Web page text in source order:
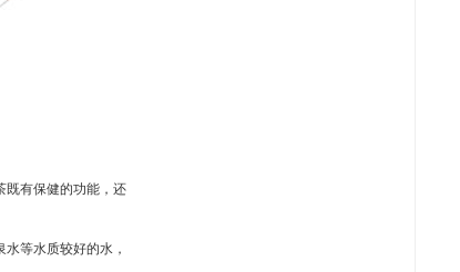
既有保健的功能，还
等水质较好的水，